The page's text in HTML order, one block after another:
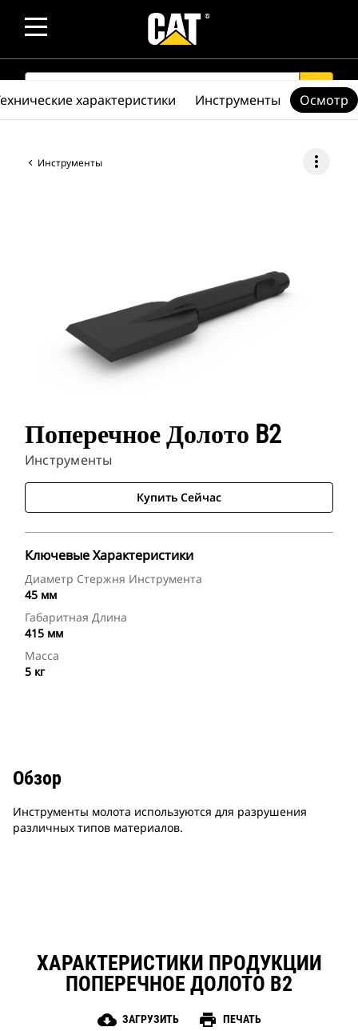
SEARCH search
Инструменты more_vert
Поперечное Долото B2
Инструменты
Купить Сейчас
Ключевые Характеристики
Диаметр Стержня Инструмента
45 мм
Габаритная Длина
415 мм
Масса
5 кг
характеристики Инструменты Осмотр
Обзор
Инструменты молота используются для разрушения
различных типов материалов.
ХАРАКТЕРИСТИКИ ПРОДУКЦИИ
ПОПЕРЕЧНОЕ ДОЛОТО B2
cloud_download ЗАГРУЗИТЬ print ПЕЧАТЬ